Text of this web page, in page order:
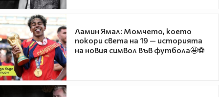
Ламин Ямал: Момчето, което
покори света на 19 — историята
на новия символ във футбола🤩⚽